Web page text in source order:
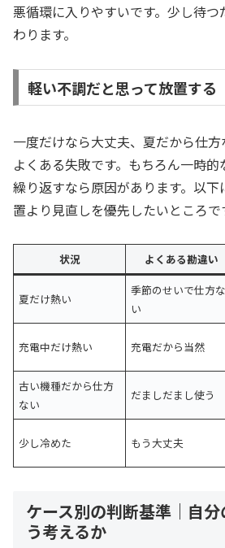
悪循環に入りやすいです。少し待
わります。
軽い不調だと思って放置する
一度だけなら大丈夫、夏だから仕
よくある失敗です。もちろん一時的
繰り返すなら原因があります。以
置より見直しを優先したいところで
状況 よくある勘違い
夏だけ熱い
季節のせいで仕方な
い
充電中だけ熱い 充電だから当然
古い機種だから仕方
ない
だましだまし使う
少し冷めた もう大丈夫
ケース別の判断基準｜自
う考えるか